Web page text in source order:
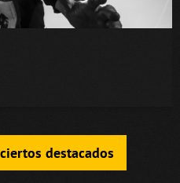
destacados